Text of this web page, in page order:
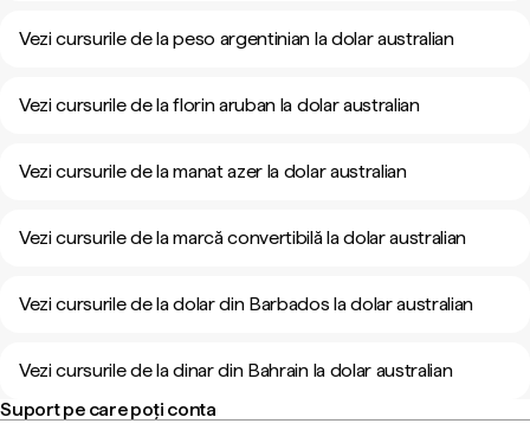
Vezi cursurile de la peso argentinian la dolar australian
Vezi cursurile de la florin aruban la dolar australian
Vezi cursurile de la manat azer la dolar australian
Vezi cursurile de la marcă convertibilă la dolar australian
Vezi cursurile de la dolar din Barbados la dolar australian
Vezi cursurile de la dinar din Bahrain la dolar australian
Suport pe care poți conta